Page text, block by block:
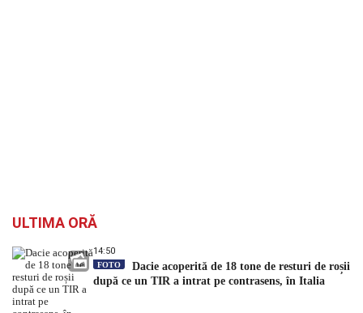
ULTIMA ORĂ
14:50
FOTO
Dacie acoperită de 18 tone de resturi de roșii
după ce un TIR a intrat pe contrasens, în Italia